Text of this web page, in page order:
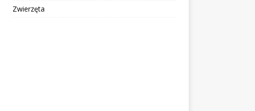
Zwierzęta